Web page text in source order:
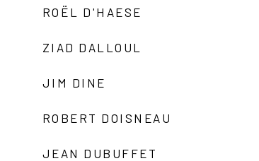
ROËL D'HAESE
ZIAD DALLOUL
JIM DINE
ROBERT DOISNEAU
JEAN DUBUFFET